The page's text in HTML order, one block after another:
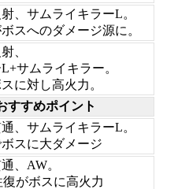
、サムライキラーL。
スへのダメージ源に。
、
サムライキラー。
に対し高火力。
すすめポイント
、サムライキラーL。
スに大ダメージ
、AW。
復がボスに高火力